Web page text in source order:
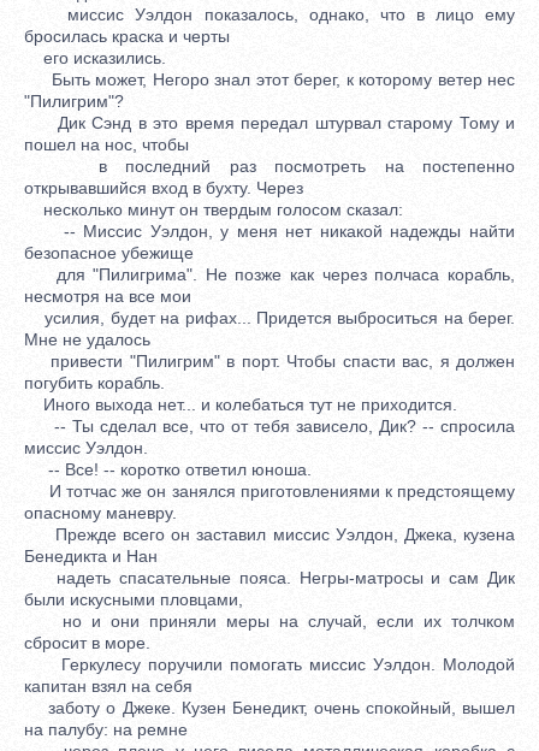
миссис Уэлдон показалось, однако, что в лицо ему
бросилась краска и черты
его исказились.
Быть может, Негоро знал этот берег, к которому ветер нес
"Пилигрим"?
Дик Сэнд в это время передал штурвал старому Тому и
пошел на нос, чтобы
в последний раз посмотреть на постепенно
открывавшийся вход в бухту. Через
несколько минут он твердым голосом сказал:
-- Миссис Уэлдон, у меня нет никакой надежды найти
безопасное убежище
для "Пилигрима". Не позже как через полчаса корабль,
несмотря на все мои
усилия, будет на рифах... Придется выброситься на берег.
Мне не удалось
привести "Пилигрим" в порт. Чтобы спасти вас, я должен
погубить корабль.
Иного выхода нет... и колебаться тут не приходится.
-- Ты сделал все, что от тебя зависело, Дик? -- спросила
миссис Уэлдон.
-- Все! -- коротко ответил юноша.
И тотчас же он занялся приготовлениями к предстоящему
опасному маневру.
Прежде всего он заставил миссис Уэлдон, Джека, кузена
Бенедикта и Нан
надеть спасательные пояса. Негры-матросы и сам Дик
были искусными пловцами,
но и они приняли меры на случай, если их толчком
сбросит в море.
Геркулесу поручили помогать миссис Уэлдон. Молодой
капитан взял на себя
заботу о Джеке. Кузен Бенедикт, очень спокойный, вышел
на палубу: на ремне